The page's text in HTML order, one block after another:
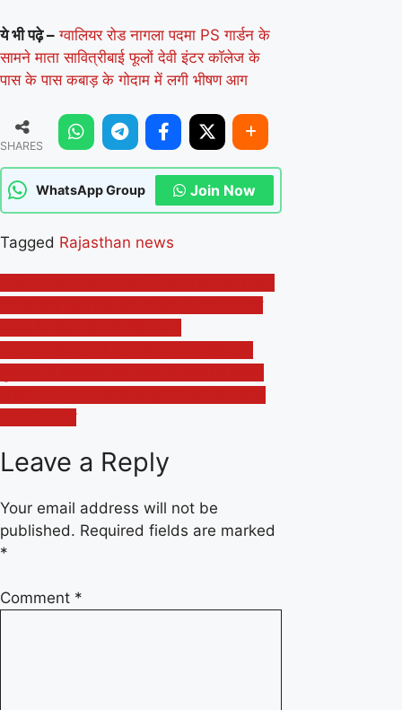
ये भी पढ़े – ग्वालियर रोड नागला पदमा PS गार्डन के
सामने माता सावित्रीबाई फूलों देवी इंटर कॉलेज के
पास के पास कबाड़ के गोदाम में लगी भीषण आग
SHARES
WhatsApp Group Join Now
Tagged Rajasthan news
Post
navigation
Leave a Reply
Your email address will not be
published. Required fields are marked
*
Comment *